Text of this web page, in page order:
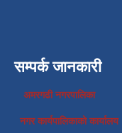
सम्पर्क जानकारी
अमरगढी नगरपालिका
नगर कार्यपालिकाको कार्यालय